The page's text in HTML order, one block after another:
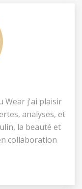
Wear j'ai plaisir
analyses, et
la beauté et
collaboration